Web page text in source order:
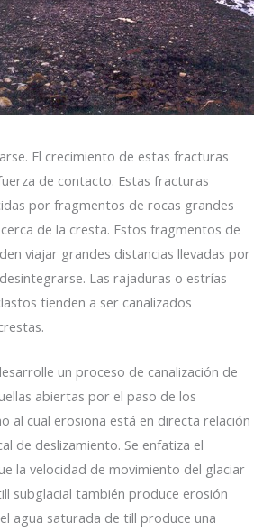
El crecimiento de estas fracturas
de contacto. Estas fracturas
por fragmentos de rocas grandes
de la cresta. Estos fragmentos de
viajar grandes distancias llevadas por
Las rajaduras o estrías
tienden a ser canalizados
un proceso de canalización de
abiertas por el paso de los
al cual erosiona está en directa relación
de deslizamiento. Se enfatiza el
la velocidad de movimiento del glaciar
subglacial también produce erosión
agua saturada de till produce una